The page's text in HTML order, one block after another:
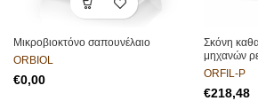
Μικροβιοκτόνο σαπουνέλαιο
ORBIOL
€
Σκόνη
μηχανών
ORFIL-P
€